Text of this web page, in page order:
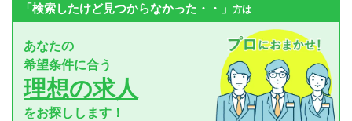
「検索したけど見つからなかった・・」 方は
あなたの
希望条件に合う
理想の求人
をお探しします！